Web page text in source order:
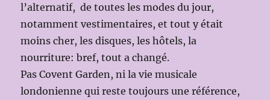
l’alternatif, de toutes les modes du jour,
notamment vestimentaires, et tout y était
moins cher, les disques, les hôtels, la
nourriture: bref, tout a changé.
Pas Covent Garden, ni la vie musicale
londonienne qui reste toujours une référence,